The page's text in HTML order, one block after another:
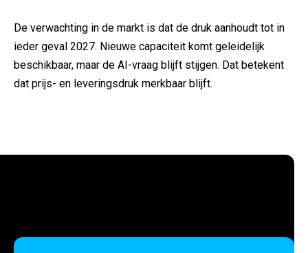
De verwachting in de markt is dat de druk aanhoudt tot in
ieder geval 2027. Nieuwe capaciteit komt geleidelijk
beschikbaar, maar de AI-vraag blijft stijgen. Dat betekent
dat prijs- en leveringsdruk merkbaar blijft.